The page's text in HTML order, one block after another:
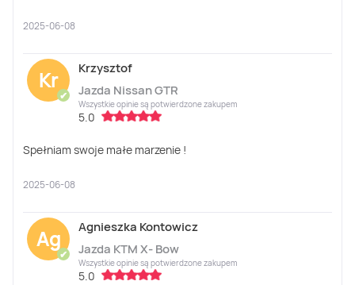
2025-06-08
Kr
✔
Krzysztof
Jazda Nissan GTR
Wszystkie opinie są potwierdzone zakupem
5.0
Spełniam swoje małe marzenie !
2025-06-08
Ag
✔
Agnieszka Kontowicz
Jazda KTM X- Bow
Wszystkie opinie są potwierdzone zakupem
5.0